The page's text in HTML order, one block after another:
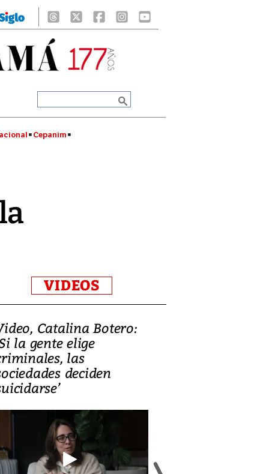
Cepanim
VIDEOS
Catalina Botero:
la gente elige
las
deciden